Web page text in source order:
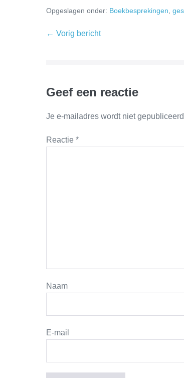
Opgeslagen onder: Boekbesprekingen
← Vorig bericht
Geef een reactie
Je e-mailadres wordt niet
Reactie *
Naam
E-mail